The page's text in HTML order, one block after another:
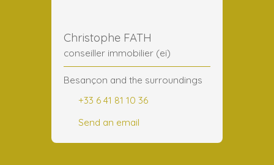
Christophe FATH
conseiller immobilier (ei)
Besançon and the surroundings
+33 6 41 81 10 36
Send an email